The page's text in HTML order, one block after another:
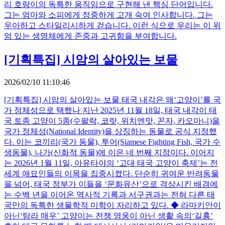
리 호랑이의 독특한 움직임으로 구현해 낸 핵심 단어입니다.
그는 엄마와 소피에게 정중하게 고개 숙여 인사합니다. 그는
우아하고 스타일리시하게 걷습니다. 이런 식으로 우리는 이 위
엄 있는 생명체에게 존중과 고귀함을 부여합니다.
[기획특집] 시암의 살아있는 보물
2026/02/10 11:10:46
[기획특집] 시암의 살아있는 보물 태국 내각은 왜‘고양이’를 국
가 정체성으로 택했나 지난 2025년 11월 18일, 태국 내각이 태
국 토종 고양이 5종(수팔락, 코랏, 위치엔맛, 꼰자, 카오마니)을
국가 정체성(National Identity)을 상징하는 동물로 공식 지정했
다. 이는 코끼리(국가 동물), 투어(Siamese Fighting Fish, 국가 수
생동물), 나가(신화적 동물)에 이은 네 번째 지정이다. 이어지
는 2026년 1월 11일, 아유타야의 ‘고대 태국 고양이 축제’는 전
세계 애묘인들의 이목을 집중시켰다. 단순히 귀여운 반려동물
을 넘어, 태국 정부가 이들을 ‘문화유산’으로 격상시킨 배경에
는 수백 년을 이어온 역사적 기록과 서구권과는 전혀 다른 태
국만의 독특한 생물학적 미학이 자리하고 있다. ◆ 라마키안이
아닌‘탐라 매우’ 고양이는 전쟁 영웅이 아닌 생활 속의‘길흉’